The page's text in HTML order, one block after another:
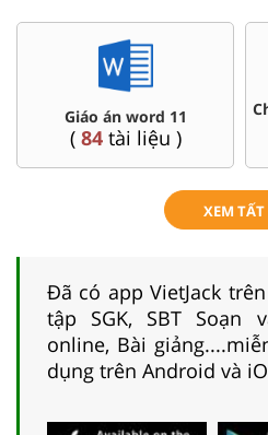
Giáo án word 11
( 84tài liệu )
XEM TẤT
Đã có app VietJack
tập SGK, SBT Soạn
online, Bài
dụng trên Android và